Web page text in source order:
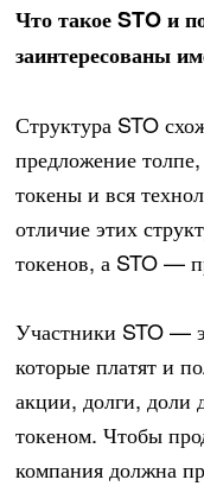
Что такое STO и
заинтересованы
Структура STO
предложение
токены и вся
отличие этих
токенов, а STO —
Участники STO —
которые платят и
акции, долги, доли
токеном. Чтобы
компания должна